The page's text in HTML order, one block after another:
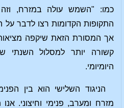
כמו: "השמש עולה במזרח,
התקופות הקדומות רצו לדבר
אך המסורת הזאת שיקפה
קשורה יותר למסלול
היומיומי.
הניגוד השלישי הוא בין
מזרח ומערב, פנימי וחיצוני.